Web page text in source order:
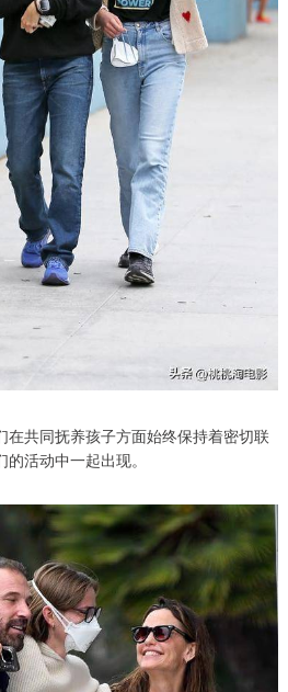
在共同抚养孩子方面始终保持着密切联
活动中一起出现。